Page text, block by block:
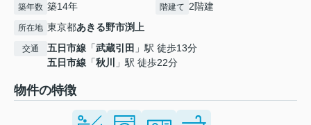
築年数 築14年 階建て 2階建
所在地 東京都あきる野市渕上
交通 五日市線 「武蔵引田 」駅 徒歩13分
五日市線 「秋川 」駅 徒歩22分
物件の特徴